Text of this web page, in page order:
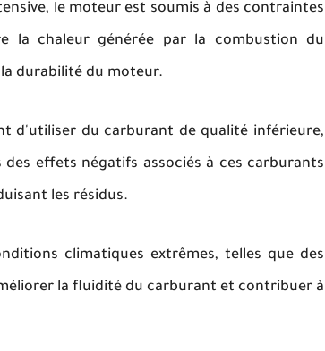
le moteur est soumis à des contraintes
la chaleur générée par la combustion du
durabilité du moteur.
d'utiliser du carburant de qualité inférieure,
effets négatifs associés à ces carburants
les résidus.
climatiques extrêmes, telles que des
la fluidité du carburant et contribuer à